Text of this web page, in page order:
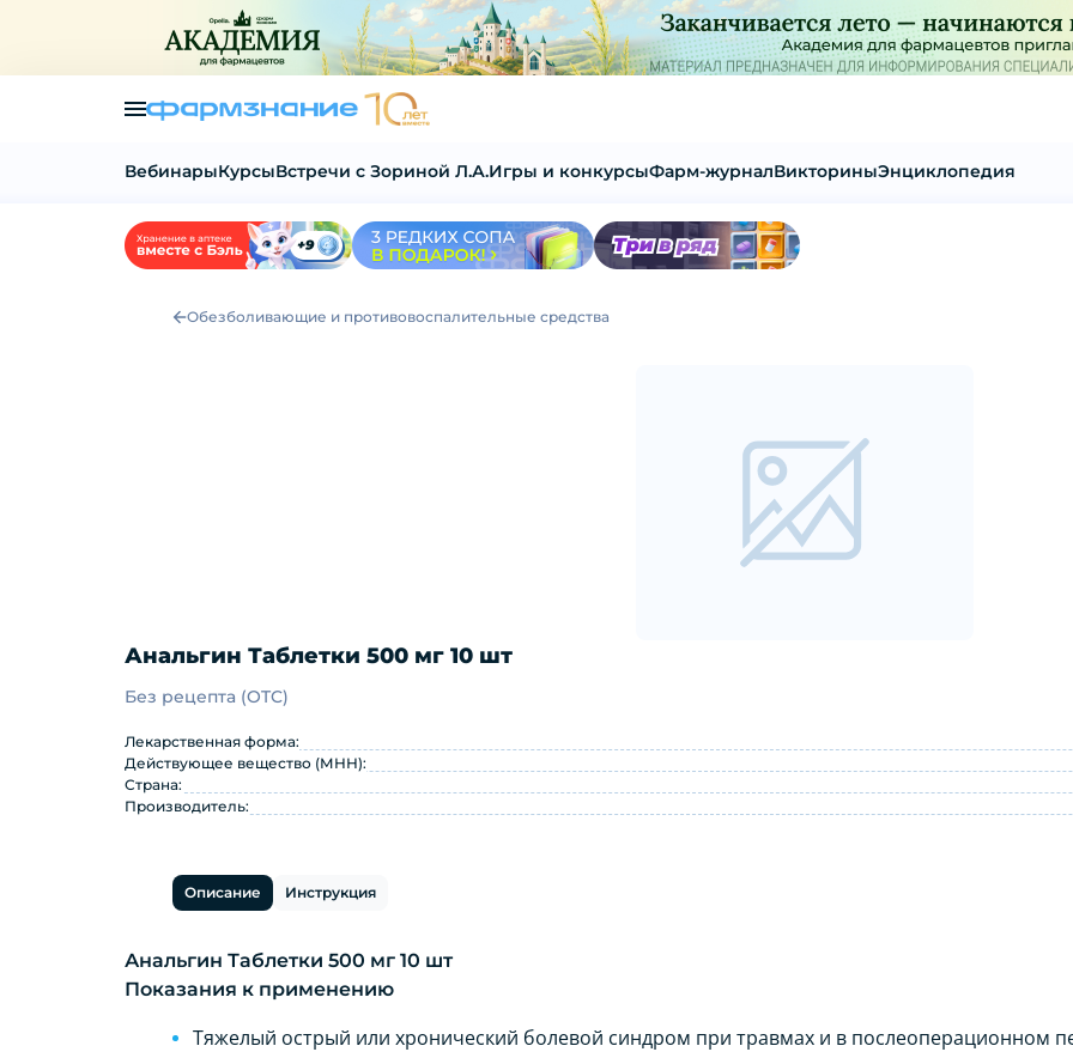
ВебинарыКурсыВстречи с Зориной Л.А.Игры и конкурсыФарм-журналВикториныЭнциклопедия
Обезболивающие и противовоспалительные средства
Анальгин Таблетки 500 мг 10 шт
Анальгин Таблетки 500 мг 10 шт: инструкция по применению
Без рецепта (OTC)
Лекарственная форма:
Действующее вещество (МНН):
Страна:
Производитель:
Описание Инструкция
Анальгин Таблетки 500 мг 10 шт
Показания к применению
Тяжелый острый или хронический болевой синдром при травмах и в послеоперационном